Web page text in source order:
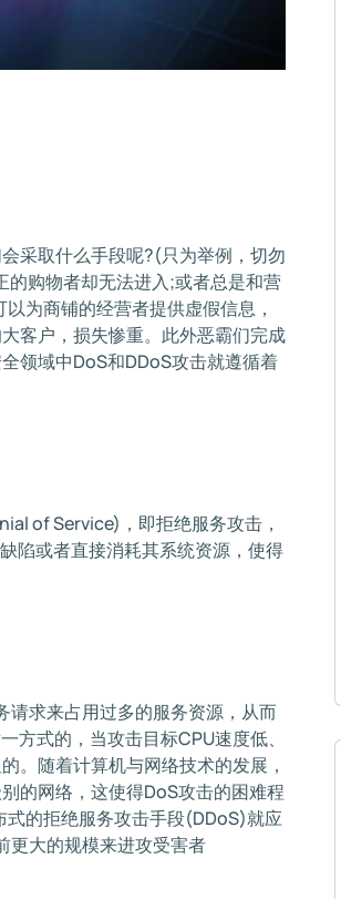
采取什么手段呢?(只为举例，切勿
购物者却无法进入;或者总是和营
为商铺的经营者提供虚假信息，
客户，损失惨重。此外恶霸们完成
领域中DoS和DDoS攻击就遵循着
of Service)，即拒绝服务攻击，
陷或者直接消耗其系统资源，使得
请求来占用过多的服务资源，从而
式的，当攻击目标CPU速度低、
。随着计算机与网络技术的发展，
的网络，这使得DoS攻击的困难程
的拒绝服务攻击手段(DDoS)就应
更大的规模来进攻受害者